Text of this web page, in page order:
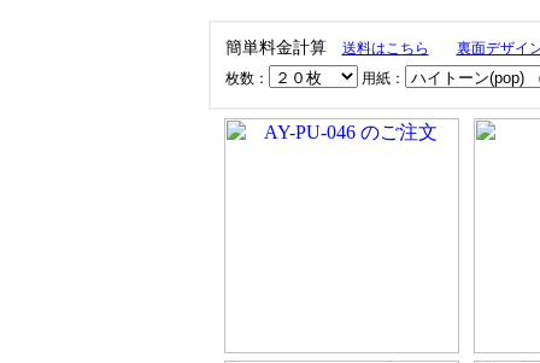
簡単料金計算 送料はこちら
裏面デザイ
枚数：
用紙：